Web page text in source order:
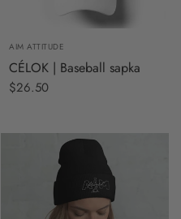
AIM ATTITUDE
CÉLOK | Baseball sapka
$26.50